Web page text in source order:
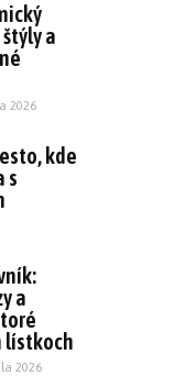
a
2026
kde
s
a
lístkoch
2026